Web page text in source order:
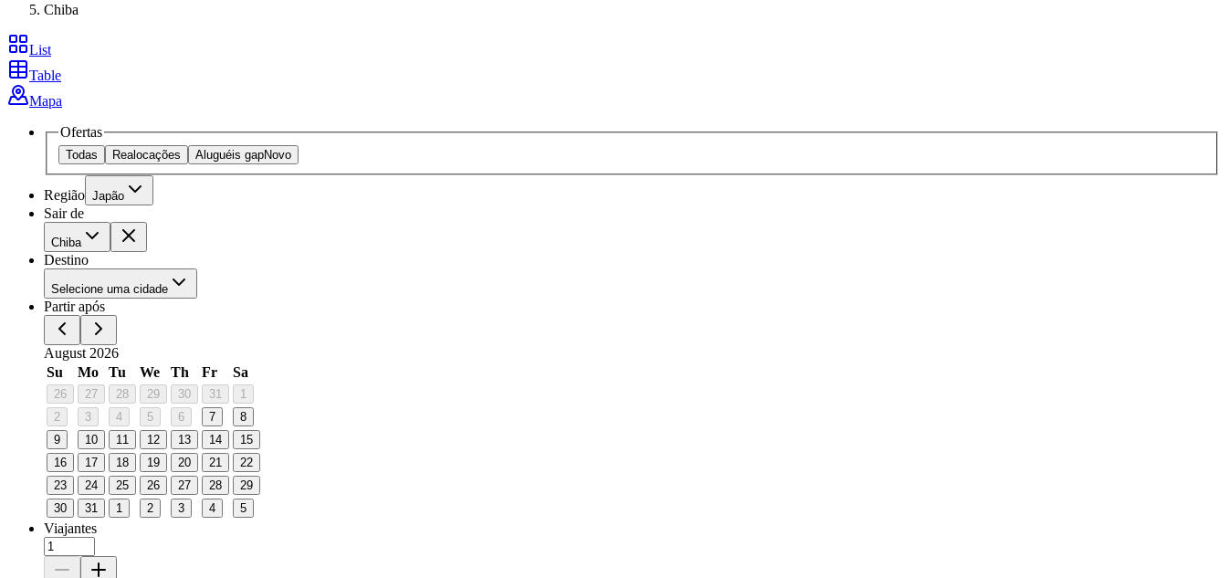
Chiba
List
Table
Mapa
Ofertas
Todas Realocações Aluguéis gapNovo
Região Japão
Sair de
Chiba
Destino
Selecione uma cidade
Partir após
August 2026
Su
Mo Tu We Th Fr Sa
26 27 28 29 30 31
1
2
3 4 5 6 7
8
9
10 11 12 13 14
15
16
17 18 19 20 21
22
23
24 25 26 27 28
29
30
31 1 2 3 4 5
Viajantes